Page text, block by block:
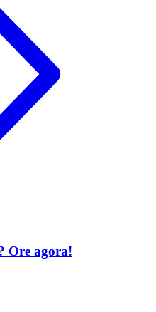
Ore agora!